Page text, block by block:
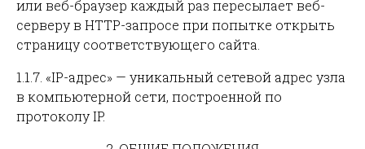
или веб-браузер каждый раз пересылает веб-
серверу в HTTP-запросе при попытке открыть
страницу соответствующего сайта.
1.1.7. «IP-адрес» — уникальный сетевой адрес узла
в компьютерной сети, построенной по
протоколу IP.